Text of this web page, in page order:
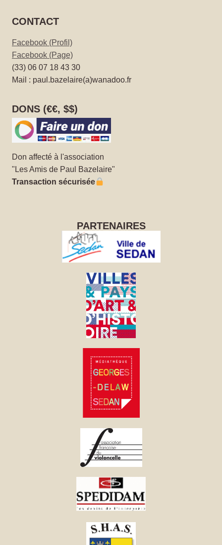
CONTACT
Facebook (Profil)
Facebook (Page)
(33) 06 07 18 43 30
Mail : paul.bazelaire(a)wanadoo.fr
DONS (€€, $$)
Don affecté à l'association
"Les Amis de Paul Bazelaire"
Transaction sécurisée
PARTENAIRES